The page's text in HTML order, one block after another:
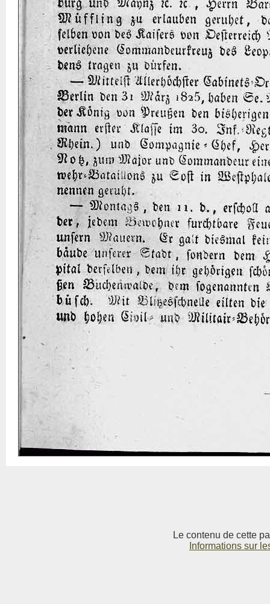
Le contenu de cette
Informations sur